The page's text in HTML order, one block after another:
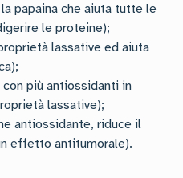
papaina che aiuta tutte le
le proteine);
lassative ed aiuta
più antiossidanti in
lassative);
antiossidante, riduce il
effetto antitumorale).